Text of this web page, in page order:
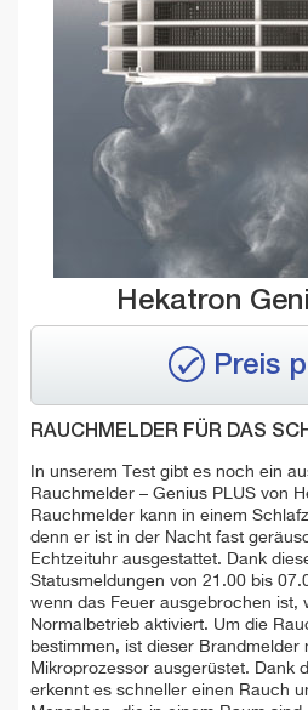
Hekatron
Preis
RAUCHMELDER FÜR DAS
In unserem Test gibt es noch ein
Rauchmelder – Genius PLUS von
Rauchmelder kann in einem
denn er ist in der Nacht fast
Echtzeituhr ausgestattet. Dank
Statusmeldungen von 21.00 bis
wenn das Feuer ausgebrochen ist,
Normalbetrieb aktiviert. Um die
bestimmen, ist dieser Brandmelder
Mikroprozessor ausgerüstet. Dank
erkennt es schneller einen Rauch